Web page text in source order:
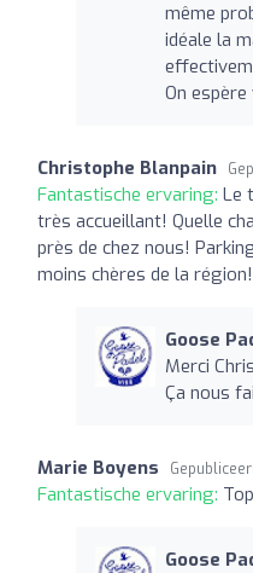
même
idéale la
On
Christophe Blanpain
Fantastische ervaring: Le
très accueillant! Quelle
près de chez nous!
moins chères de la
Goose
Merci
Ça nous
Marie Boyens
Fantastische ervaring: Top
Goose